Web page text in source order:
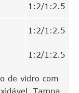
1:2/1:2.5
1:2/1:2.5
1:2/1:2.5
de vidro com
Tampa